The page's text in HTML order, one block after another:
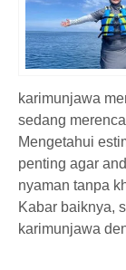
karimunjawa
sedang
Mengetahui
penting agar
nyaman tanpa
Kabar baiknya,
karimunjawa